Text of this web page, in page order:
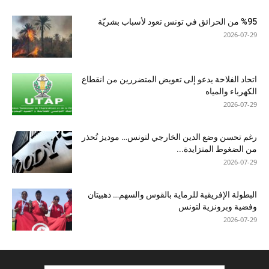
%95 من الحرائق في تونس تعود لأسباب بشريّة
2026-07-29
اتحاد الفلاحة يدعو إلى تعويض المتضررين من انقطاع
الكهرباء والمياه
2026-07-29
رغم تحسن وضع الدين الخارجي لتونس… موديز تُحذر
من الضغوط المتزايدة...
2026-07-29
البطولة الإفريقية للرماية بالقوس والسهم… ذهبيتان
وفضية وبرونزية لتونس
2026-07-29